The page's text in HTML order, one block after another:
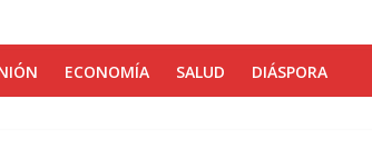
ECONOMÍA SALUD DIÁSPORA